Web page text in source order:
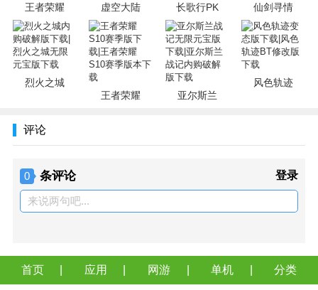
王者荣耀 虚空大陆 长歌行PK 仙剑寻情
烈火之城
王者荣耀
亚尔斯兰
风色轨迹
评论
0 条评论 登录
来说两句吧...
首页 应用 网游 单机 分类